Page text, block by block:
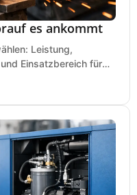
es ankommt
Leistung,
Einsatzbereich für